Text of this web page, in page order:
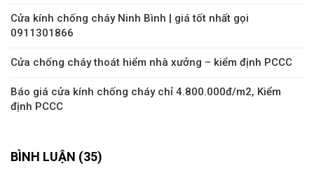
Cửa kính chống cháy Ninh Bình | giá tốt nhất gọi
0911301866
Cửa chống cháy thoát hiểm nhà xưởng – kiểm định PCCC
Báo giá cửa kính chống cháy chỉ 4.800.000đ/m2, Kiểm
định PCCC
BÌNH LUẬN (35)